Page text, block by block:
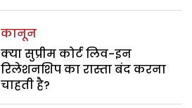
कानून
क्या सुप्रीम कोर्ट लिव-इन
रिलेशनशिप का रास्ता बंद करना
चाहती है?